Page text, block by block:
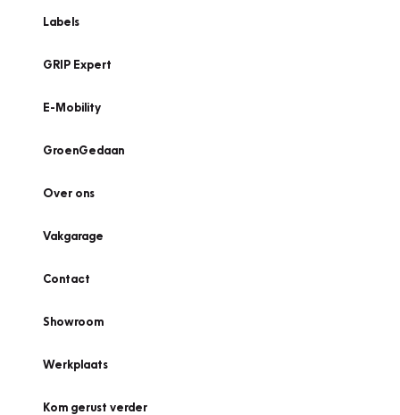
Labels
GRIP Expert
E-Mobility
GroenGedaan
Over ons
Vakgarage
Contact
Showroom
Werkplaats
Kom gerust verder